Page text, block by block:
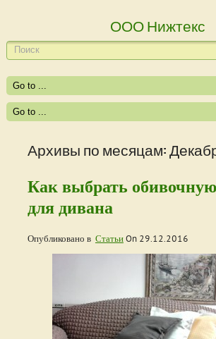
ООО Нижтекс
Архивы по месяцам:
Как выбрать
для дивана
Опубликовано в СтатьиOn 29.12.2016